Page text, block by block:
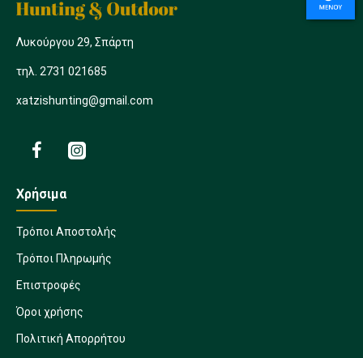
Λυκούργου 29, Σπάρτη
τηλ. 2731 021685
xatzishunting@gmail.com
Χρήσιμα
Τρόποι Αποστολής
Τρόποι Πληρωμής
Επιστροφές
Όροι χρήσης
Πολιτική Απορρήτου